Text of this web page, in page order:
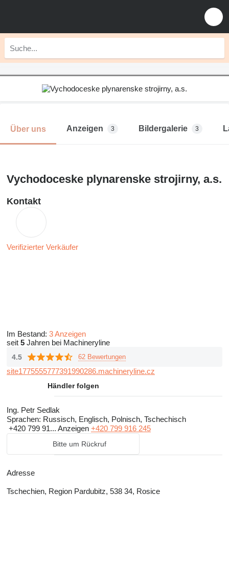
Über uns Anzeigen 3 Bildergalerie 3
Vychodoceske plynarenske strojirny, a.s.
Kontakt
Verifizierter Verkäufer
Im Bestand: 3 Anzeigen
seit 5 Jahren bei Machineryline
4.5 62 Bewertungen
site1775555777391990286.machineryline.cz
Händler folgen
Ing. Petr Sedlak
Sprachen: Russisch, Englisch, Polnisch, Tschechisch
+420 799 91... Anzeigen +420 799 916 245
Bitte um Rückruf
Adresse
Tschechien, Region Pardubitz, 538 34, Rosice